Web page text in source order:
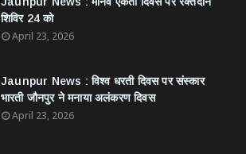
शिविर 24 को
April 23, 2026
Jaunpur News : विश्व धरती दिवस पर संस्कार
भारती जौनपुर ने मनाया अलंकरण दिवस
April 23, 2026